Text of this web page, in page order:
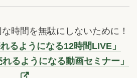
時間を無駄にしないために！
るようになる12時間LIVE」
れるようになる動画セミナー」